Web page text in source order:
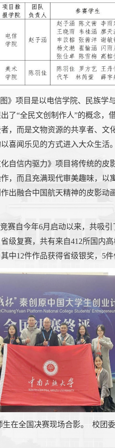
》项目是以电信学院、民族学
了“全民文创制作人”的概念，
，而是文物资源的共享者、文
喜闻乐见的方式进入大众生活。
自信内驱力》项目将传统的皮
，而且充满现代审美趣味，以
出融合中国航天精神的皮影动
赛自今年6月启动以来，共吸引
级复赛，共有来自412所国内
中12件作品获得省级银奖，5件
生在全国决赛现场合影。 校团